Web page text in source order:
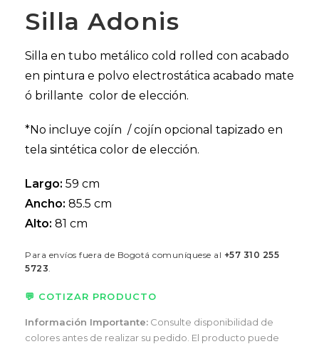
Silla Adonis
Silla en tubo metálico cold rolled con acabado
en pintura e polvo electrostática acabado mate
ó brillante color de elección.
*No incluye cojín / cojín opcional tapizado en
tela sintética color de elección.
Largo: 59 cm
Ancho: 85.5 cm
Alto: 81 cm
Para envíos fuera de Bogotá comuníquese al +57 310 255
5723
💬 COTIZAR PRODUCTO
Información Importante: Consulte disponibilidad de
colores antes de realizar su pedido. El producto puede